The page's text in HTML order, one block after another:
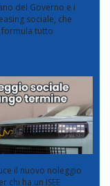
del Governo e i
sociale, che
tutto
il nuovo noleggio
chi ha un ISEE